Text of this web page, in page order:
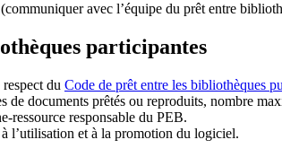
(communiquer avec l’équipe du prêt entre
participantes
du Code de prêt entre les bibliothèques
de documents prêtés ou reproduits, nombre
ressource responsable du PEB.
l’utilisation et à la promotion du logiciel.